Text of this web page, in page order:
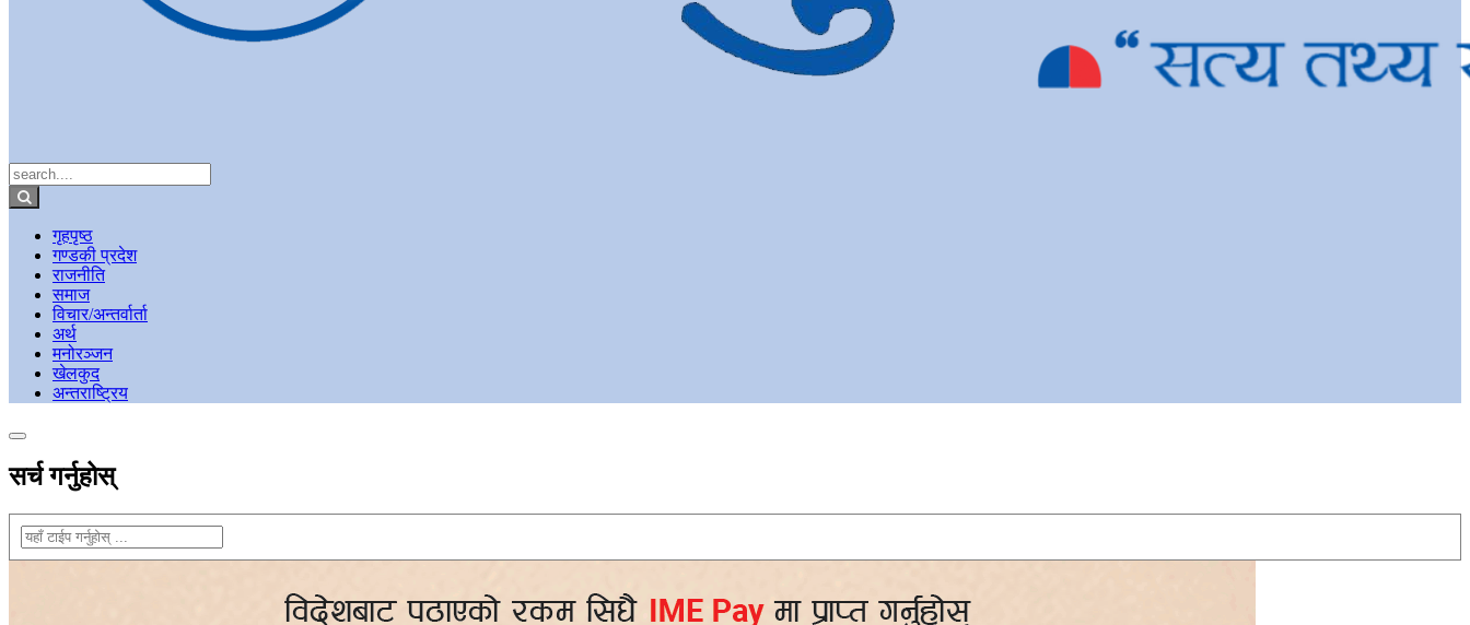
गृहपृष्ठ
गण्डकी प्रदेश
राजनीति
समाज
विचार/अन्तर्वार्ता
अर्थ
मनोरञ्जन
खेलकुद
अन्तराष्ट्रिय
सर्च गर्नुहोस्